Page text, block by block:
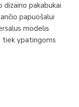
dizaino pakabukai
papuošalui
modelis
tiek ypatingoms